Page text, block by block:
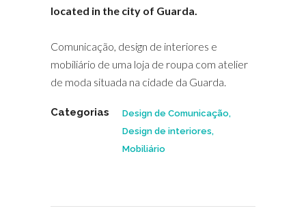
located in the city of Guarda.
Comunicação, design de interiores e
mobiliário de uma loja de roupa com atelier
de moda situada na cidade da Guarda.
Categorias
Design de Comunicação,
Design de interiores,
Mobiliário